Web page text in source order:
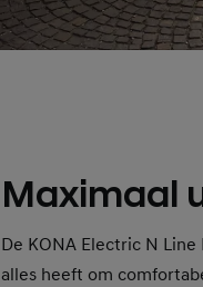
Maximaal
De KONA Electric N
alles heeft om